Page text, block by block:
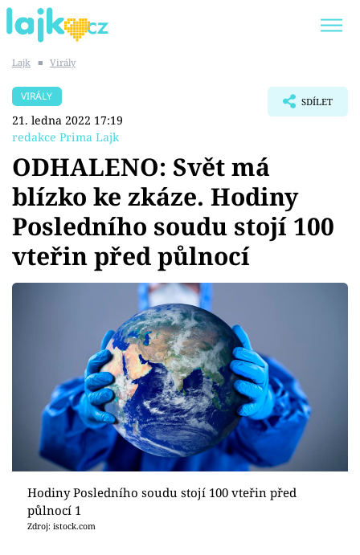
SHOPAHOLICADEL
Témata
Showbyznys
Youtubeři
Sex a vztahy
Videa
Sledujte prima+
Přihlášení
Lajk ■ Virály
VIRÁLY
21. ledna 2022 17:19
redakce Prima Lajk
SDÍLET
ODHALENO: Svět má
blízko ke zkáze. Hodiny
Posledního soudu stojí 100
vteřin před půlnocí
Hodiny Posledního soudu stojí 100 vteřin před
půlnocí 1
Zdroj: istock.com